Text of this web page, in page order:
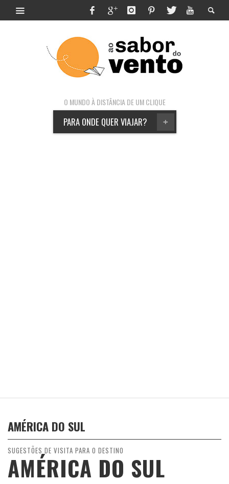
O MUNDO À DISTÂNCIA DE UM CLIQUE
+
PARA ONDE QUER VIAJAR?
AMÉRICA DO SUL
SUGESTÕES DE VISITA PARA O DESTINO
AMÉRICA DO SUL